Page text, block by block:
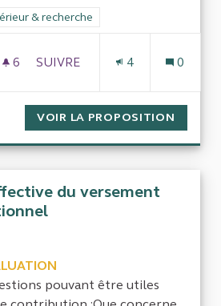
la catégorie : Enseignement supérieur
& recherche
6 6 ABONNÉS
SUIVRE
4 0
VOIR LA PROPOSITION
du versement
pouvant être utiles